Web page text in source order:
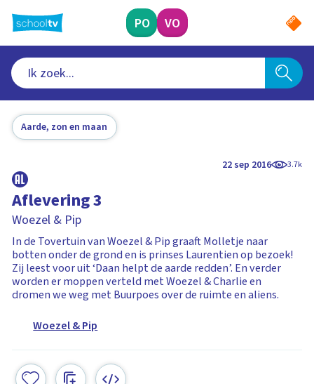
naar
hoofdinhoud
PO VO
Aarde, zon en maan
22 sep 2016 3.7k
Aflevering 3
Woezel & Pip
In de Tovertuin van Woezel & Pip graaft Molletje naar
botten onder de grond en is prinses Laurentien op bezoek!
Zij leest voor uit ‘Daan helpt de aarde redden’. En verder
worden er moppen verteld met Woezel & Charlie en
dromen we weg met Buurpoes over de ruimte en aliens.
Woezel & Pip